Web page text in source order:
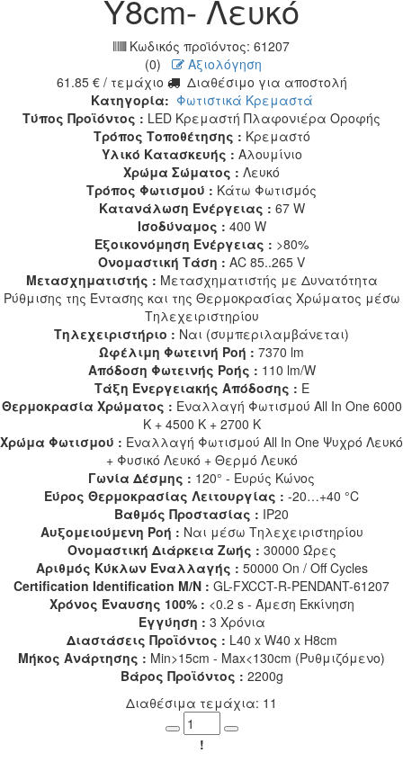
Υ8cm- Λευκό
Κωδικός προϊόντος: 61207
(0)
Αξιολόγηση
61.85 € / τεμάχιο
Διαθέσιμο για αποστολή
Κατηγορία: Φωτιστικά Κρεμαστά
Τύπος Προϊόντος : LED Κρεμαστή Πλαφονιέρα Οροφής
Τρόπος Τοποθέτησης : Κρεμαστό
Υλικό Κατασκευής : Αλουμίνιο
Χρώμα Σώματος : Λευκό
Τρόπος Φωτισμού : Κάτω Φωτισμός
Κατανάλωση Ενέργειας : 67 W
Ισοδύναμος : 400 W
Εξοικονόμηση Ενέργειας : >80%
Ονομαστική Τάση : AC 85..265 V
Μετασχηματιστής : Μετασχηματιστής με Δυνατότητα
Ρύθμισης της Έντασης και της Θερμοκρασίας Χρώματος μέσω
Τηλεχειριστηρίου
Τηλεχειριστήριο : Ναι (συμπεριλαμβάνεται)
Ωφέλιμη Φωτεινή Ροή : 7370 lm
Απόδοση Φωτεινής Ροής : 110 lm/W
Τάξη Ενεργειακής Απόδοσης : E
Θερμοκρασία Χρώματος : Εναλλαγή Φωτισμού All In One 6000
K + 4500 K + 2700 K
Χρώμα Φωτισμού : Εναλλαγή Φωτισμού All In One Ψυχρό Λευκό
+ Φυσικό Λευκό + Θερμό Λευκό
Γωνία Δέσμης : 120° - Ευρύς Κώνος
Εύρος Θερμοκρασίας Λειτουργίας : -20…+40 °C
Βαθμός Προστασίας : IP20
Αυξομειούμενη Ροή : Ναι μέσω Τηλεχειριστηρίου
Ονομαστική Διάρκεια Ζωής : 30000 Ώρες
Αριθμός Κύκλων Εναλλαγής : 50000 On / Off Cycles
Certification Identification M/N : GL-FXCCT-R-PENDANT-61207
Χρόνος Έναυσης 100% : <0.2 s - Άμεση Εκκίνηση
Εγγύηση : 3 Χρόνια
Διαστάσεις Προϊόντος : L40 x W40 x H8cm
Μήκος Ανάρτησης : Min>15cm - Max<130cm (Ρυθμιζόμενο)
Βάρος Προϊόντος : 2200g
Διαθέσιμα τεμάχια: 11
Minus
Plus
!